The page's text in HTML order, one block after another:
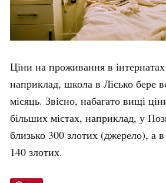
Ціни на проживання в
наприклад, школа в Лісько бере
місяць. Звісно, набагато вищі
більших містах, наприклад, у
близько 300 злотих (джерело), а в
140 злотих.